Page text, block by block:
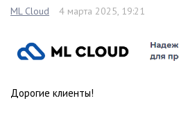
ML Cloud 4 марта 2025, 19:21
Дорогие клиенты!